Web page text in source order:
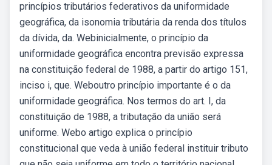
princípios tributários federativos da uniformidade
geográfica, da isonomia tributária da renda dos títulos
da dívida, da. Webinicialmente, o princípio da
uniformidade geográfica encontra previsão expressa
na constituição federal de 1988, a partir do artigo 151,
inciso i, que. Weboutro princípio importante é o da
uniformidade geográfica. Nos termos do art. I, da
constituição de 1988, a tributação da união será
uniforme. Webo artigo explica o princípio
constitucional que veda à união federal instituir tributo